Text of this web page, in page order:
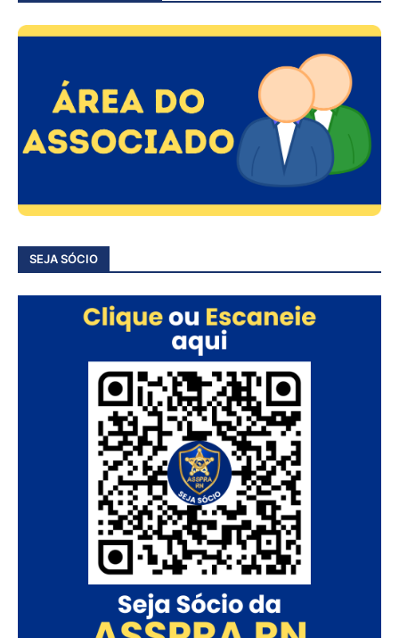
SEJA SÓCIO